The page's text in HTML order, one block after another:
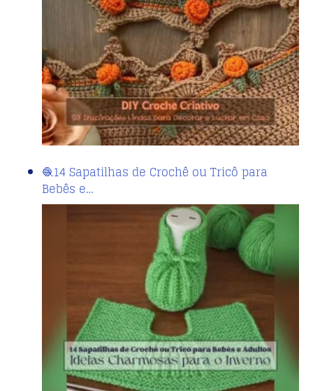
🧶14 Sapatilhas de Crochê ou Tricô para
Bebês e…